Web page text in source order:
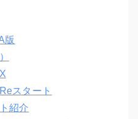
版
スタート
紹介